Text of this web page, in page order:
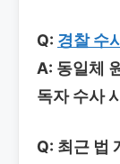
Q: 경찰 수
A: 동일체
독자 수사
Q: 최근 법